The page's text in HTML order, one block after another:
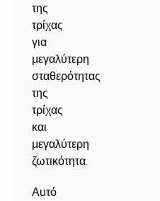
της
τρίχας
για
μεγαλύτερη
σταθερότητας
της
τρίχας
και
μεγαλύτερη
ζωτικότητα.
Αυτό